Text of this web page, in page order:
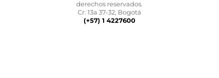
derechos reservados.
Cr. 13a 37-32, Bogotá
(+57) 1 4227600